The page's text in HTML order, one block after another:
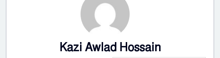
Kazi Awlad Hossain